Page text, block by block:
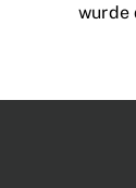
wurde